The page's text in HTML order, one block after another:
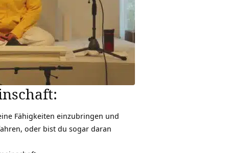
Fähigkeiten einzubringen und
oder bist du sogar daran